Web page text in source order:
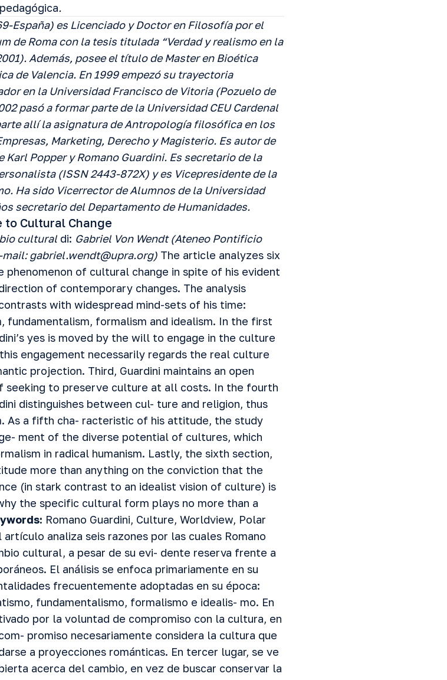
.
España) es Licenciado y Doctor en Filosofía por el
de Roma con la tesis titulada “Verdad y realismo en la
Además, posee el título de Master en Bioética
de Valencia. En 1999 empezó su trayectoria
en la Universidad Francisco de Vitoria (Pozuelo de
pasó a formar parte de la Universidad CEU Cardenal
allí la asignatura de Antropología filosófica en los
Marketing, Derecho y Magisterio. Es autor de
Popper y Romano Guardini. Es secretario de la
(ISSN 2443-872X) y es Vicepresidente de la
Ha sido Vicerrector de Alumnos de la Universidad
secretario del Departamento de Humanidades.
to Cultural Change
culturaldi: Gabriel Von Wendt(Ateneo Pontificio
mail:gabriel.wendt@upra.org) The article analyzes six
phenomenon of cultural change in spite of his evident
of contemporary changes. The analysis
with widespread mind-sets of his time:
fundamentalism, formalism and idealism. In the first
yes is moved by the will to engage in the culture
engagement necessarily regards the real culture
projection. Third, Guardini maintains an open
seeking to preserve culture at all costs. In the fourth
distinguishes between cul- ture and religion, thus
As a fifth cha- racteristic of his attitude, the study
ment of the diverse potential of cultures, which
in radical humanism. Lastly, the sixth section,
more than anything on the conviction that the
(in stark contrast to an idealist vision of culture) is
the specific cultural form plays no more than a
Romano Guardini, Culture, Worldview, Polar
artículo analiza seis razones por las cuales Romano
cultural, a pesar de su evi- dente reserva frente a
El análisis se enfoca primariamente en su
frecuentemente adoptadas en su época:
fundamentalismo, formalismo e idealis- mo. En
por la voluntad de compromiso con la cultura, en
promiso necesariamente considera la cultura que
a proyecciones románticas. En tercer lugar, se ve
acerca del cambio, en vez de buscar conservar la